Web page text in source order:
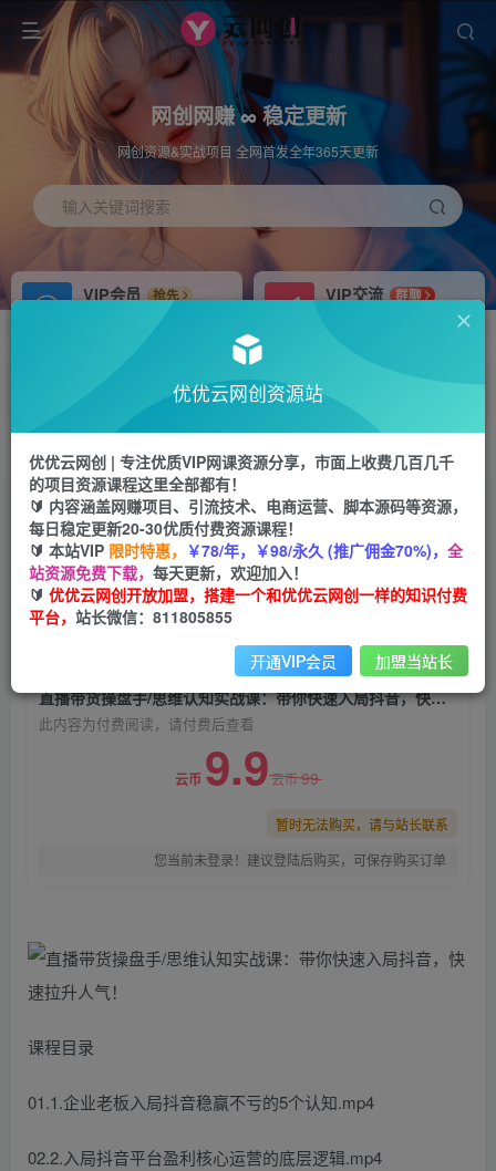
网创网赚 ∞ 稳定更新
网创资源&实战项目 全网首发全年365天更新
输入关键词搜索
VIP会员
抢先
免费下载全站资源
VIP交流
群聊
研究探讨更多创业项目路子。
站长V：hu91275
推荐
首页 冒泡网 正文
直播带货操盘手/思维认知实战课：带你快速入局
抖音，快速拉升人气！
优优云网创
2年前发布
关注 私信
直播带货操盘手/思维认知实战课：带你快速入局抖音，快速拉升人气！
此内容为付费阅读，请付费后查看
云币 9.9云币99
暂时无法购买，请与站长联系
您当前未登录！建议登陆后购买，可保存购买订单
课程目录
01.1.企业老板入局抖音稳赢不亏的5个认知.mp4
02.2.入局抖音平台盈利核心运营的底层逻辑.mp4
优优云网创资源站
优优云网创 | 专注优质VIP网课资源分享，市面上收费几百几千
的项目资源课程这里全部都有！
🔰 内容涵盖网赚项目、引流技术、电商运营、脚本源码等资源，
每日稳定更新20-30优质付费资源课程！
🔰 本站VIP 限时特惠， ￥78/年，￥98/永久 (推广佣金70%)， 全
站资源免费下载， 每天更新，欢迎加入！
🔰 优优云网创开放加盟，搭建一个和优优云网创一样的知识付费
平台， 站长微信：811805855
开通VIP会员 加盟当站长